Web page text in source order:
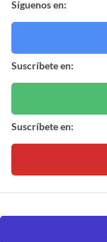
Síguenos en:
Suscríbete en:
Suscríbete en: